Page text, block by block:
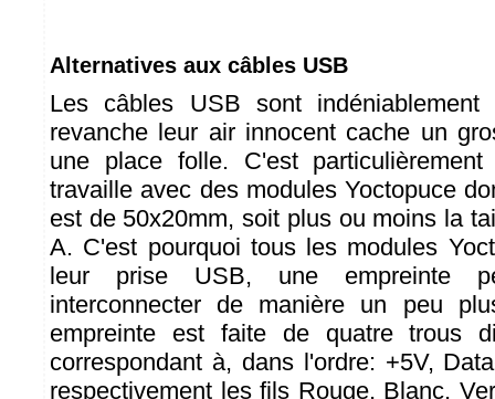
Alternatives aux câbles USB
Les câbles USB sont
revanche leur air innocent cache un
une place folle. C'est
travaille avec des modules Yoctopuce
est de 50x20mm, soit plus ou moins la
A. C'est pourquoi tous les modules
leur prise USB, une empreinte
interconnecter de manière un peu
empreinte est faite de quatre trous
correspondant à, dans l'ordre: +5V,
respectivement les fils Rouge, Blanc,